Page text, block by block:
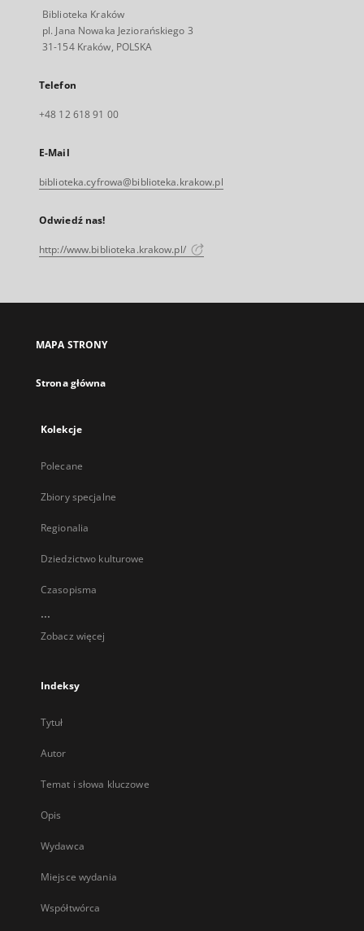
Biblioteka Kraków
pl. Jana Nowaka Jeziorańskiego 3
31-154 Kraków, POLSKA
Telefon
+48 12 618 91 00
E-Mail
biblioteka.cyfrowa@biblioteka.krakow.pl
Odwiedź nas!
http://www.biblioteka.krakow.pl/
MAPA STRONY
Strona główna
Kolekcje
Polecane
Zbiory specjalne
Regionalia
Dziedzictwo kulturowe
Czasopisma
...
Zobacz więcej
Indeksy
Tytuł
Autor
Temat i słowa kluczowe
Opis
Wydawca
Miejsce wydania
Współtwórca